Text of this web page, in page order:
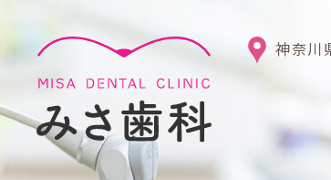
神奈川